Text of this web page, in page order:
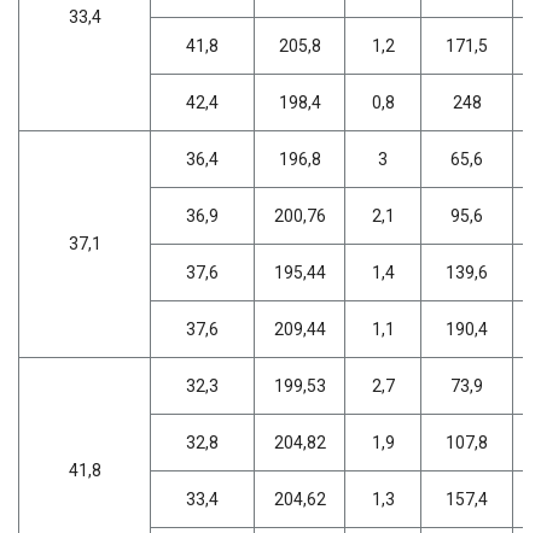
33,4
41,8 205,8 1,2 171,5
42,4 198,4 0,8 248
37,1
36,4 196,8 3 65,6
36,9 200,76 2,1 95,6
37,6 195,44 1,4 139,6
37,6 209,44 1,1 190,4
41,8
32,3 199,53 2,7 73,9
32,8 204,82 1,9 107,8
33,4 204,62 1,3 157,4